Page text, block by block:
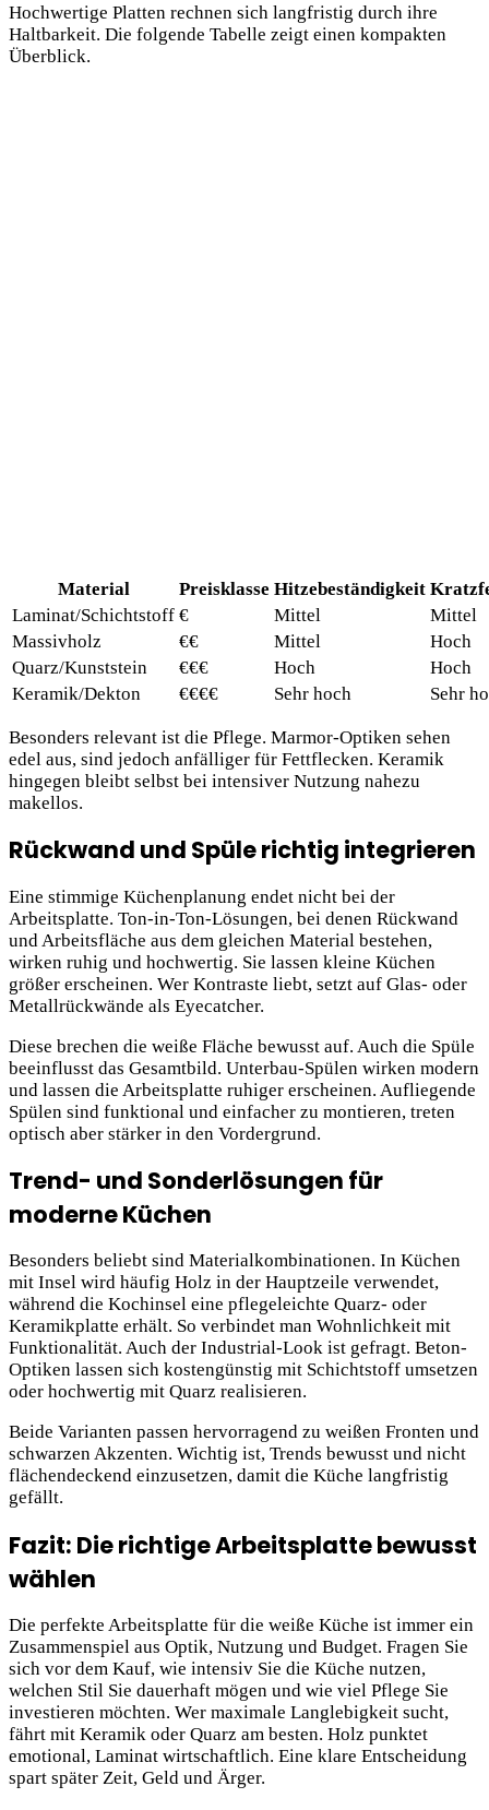
Hochwertige Platten rechnen sich langfristig durch ihre
Haltbarkeit. Die folgende Tabelle zeigt einen kompakten
Überblick.
Material Preisklasse Hitzebeständigkeit
Laminat/Schichtstoff € Mittel
Mittel
Massivholz
€€ Mittel
Hoch
Quarz/Kunststein
€€€ Hoch
Hoch
Keramik/Dekton
€€€€ Sehr hoch Sehr
Besonders relevant ist die Pflege. Marmor-Optiken sehen
edel aus, sind jedoch anfälliger für Fettflecken. Keramik
hingegen bleibt selbst bei intensiver Nutzung nahezu
makellos.
Rückwand und Spüle richtig integrieren
Eine stimmige Küchenplanung endet nicht bei der
Arbeitsplatte. Ton-in-Ton-Lösungen, bei denen Rückwand
und Arbeitsfläche aus dem gleichen Material bestehen,
wirken ruhig und hochwertig. Sie lassen kleine Küchen
größer erscheinen. Wer Kontraste liebt, setzt auf Glas- oder
Metallrückwände als Eyecatcher.
Diese brechen die weiße Fläche bewusst auf. Auch die Spüle
beeinflusst das Gesamtbild. Unterbau-Spülen wirken modern
und lassen die Arbeitsplatte ruhiger erscheinen. Aufliegende
Spülen sind funktional und einfacher zu montieren, treten
optisch aber stärker in den Vordergrund.
Trend- und Sonderlösungen für
moderne Küchen
Besonders beliebt sind Materialkombinationen. In Küchen
mit Insel wird häufig Holz in der Hauptzeile verwendet,
während die Kochinsel eine pflegeleichte Quarz- oder
Keramikplatte erhält. So verbindet man Wohnlichkeit mit
Funktionalität. Auch der Industrial-Look ist gefragt. Beton-
Optiken lassen sich kostengünstig mit Schichtstoff umsetzen
oder hochwertig mit Quarz realisieren.
Beide Varianten passen hervorragend zu weißen Fronten und
schwarzen Akzenten. Wichtig ist, Trends bewusst und nicht
flächendeckend einzusetzen, damit die Küche langfristig
gefällt.
Fazit: Die richtige Arbeitsplatte bewusst
wählen
Die perfekte Arbeitsplatte für die weiße Küche ist immer ein
Zusammenspiel aus Optik, Nutzung und Budget. Fragen Sie
sich vor dem Kauf, wie intensiv Sie die Küche nutzen,
welchen Stil Sie dauerhaft mögen und wie viel Pflege Sie
investieren möchten. Wer maximale Langlebigkeit sucht,
fährt mit Keramik oder Quarz am besten. Holz punktet
emotional, Laminat wirtschaftlich. Eine klare Entscheidung
spart später Zeit, Geld und Ärger.